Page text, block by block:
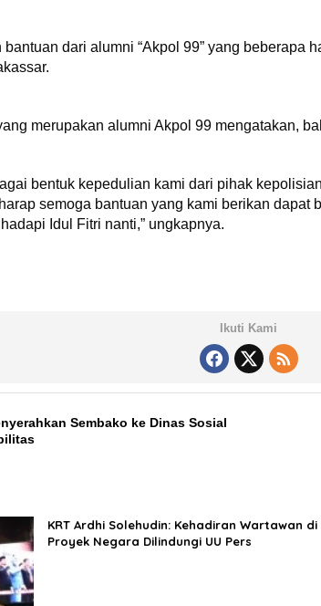
dari alumni “Akpol 99” yang beberapa
merupakan alumni Akpol 99 mengatakan,
bentuk kepedulian kami dari pihak
semoga bantuan yang kami berikan
Idul Fitri nanti,” ungkapnya.
Ikuti Kami
Sembako ke Dinas Sosial
KRT Ardhi Solehudin: Kehadiran Wartawan di
Proyek Negara Dilindungi UU Pers